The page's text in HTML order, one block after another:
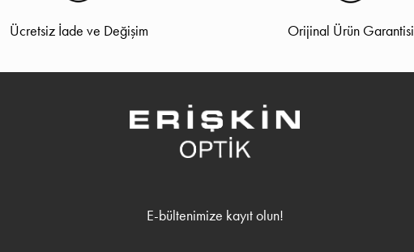
Ücretsiz İade ve Değişim Orijinal Ürün Garantisi
E-bültenimize kayıt olun!